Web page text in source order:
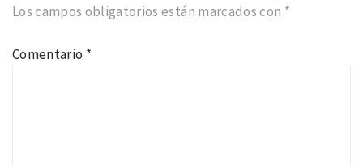
Los campos obligatorios están marcados con *
Comentario *